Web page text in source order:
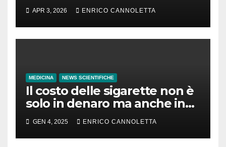
APR 3, 2026 ENRICO CANNOLETTA
MEDICINA NEWS SCIENTIFICHE
Il costo delle sigarette non è
solo in denaro ma anche in
tempo di vita
GEN 4, 2025 ENRICO CANNOLETTA